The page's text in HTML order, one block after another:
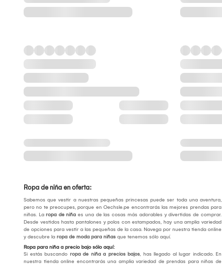
Ropa de niña en oferta:
Sabemos que vestir a nuestras pequeñas princesas puede ser toda una aventura,
pero no te preocupes, porque en Oechsle.pe encontrarás las mejores prendas para
niñas. La ropa de niña es una de las cosas más adorables y divertidas de comprar.
Desde vestidos hasta pantalones y polos con estampados, hay una amplia variedad
de opciones para vestir a las pequeñas de la casa. Navega por nuestra tienda online
y descubre la ropa de moda para niñas que tenemos sólo aquí.
Ropa para niña a precio bajo sólo aquí:
Si estás buscando ropa de niña a precios bajos, has llegado al lugar indicado. En
nuestra tienda online encontrarás una amplia variedad de prendas para niñas de